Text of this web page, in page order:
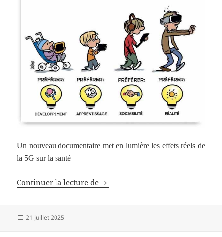
Un nouveau documentaire met en lumière les effets réels de
la 5G sur la santé
Continuer la lecture de L’histoire inédite de la 5G
Publié
21 juillet 2025